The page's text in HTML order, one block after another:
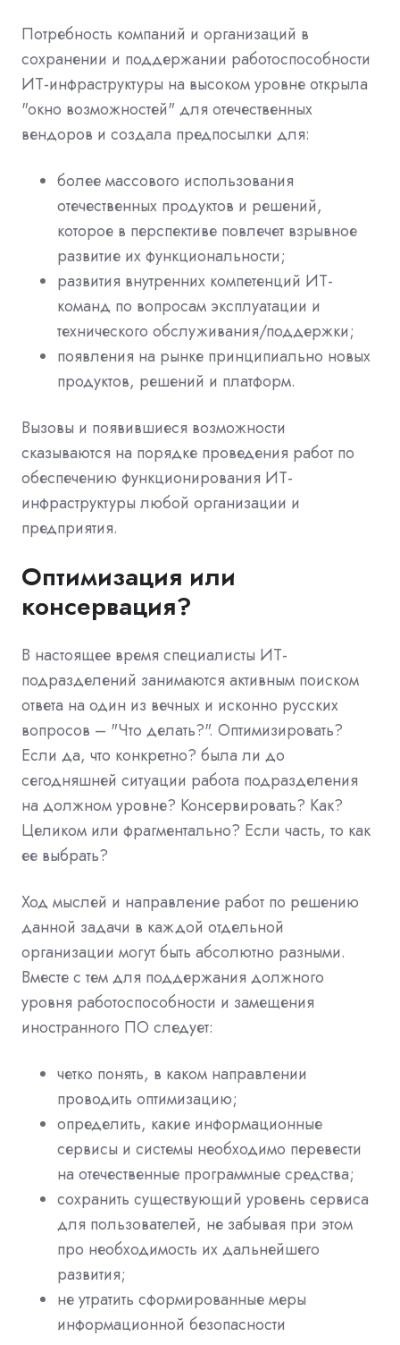
Потребность компаний и организаций в
сохранении и поддержании работоспособности
ИТ-инфраструктуры на высоком уровне открыла
"окно возможностей" для отечественных
вендоров и создала предпосылки для:
более массового использования
отечественных продуктов и решений,
которое в перспективе повлечет взрывное
развитие их функциональности;
развития внутренних компетенций ИТ-
команд по вопросам эксплуатации и
технического обслуживания/поддержки;
появления на рынке принципиально новых
продуктов, решений и платформ.
Вызовы и появившиеся возможности
сказываются на порядке проведения работ по
обеспечению функционирования ИТ-
инфраструктуры любой организации и
предприятия.
Оптимизация или
консервация?
В настоящее время специалисты ИТ-
подразделений занимаются активным поиском
ответа на один из вечных и исконно русских
вопросов – "Что делать?". Оптимизировать?
Если да, что конкретно? была ли до
сегодняшней ситуации работа подразделения
на должном уровне? Консервировать? Как?
Целиком или фрагментально? Если часть, то как
ее выбрать?
Ход мыслей и направление работ по решению
данной задачи в каждой отдельной
организации могут быть абсолютно разными.
Вместе с тем для поддержания должного
уровня работоспособности и замещения
иностранного ПО следует:
четко понять, в каком направлении
проводить оптимизацию;
определить, какие информационные
сервисы и системы необходимо перевести
на отечественные программные средства;
сохранить существующий уровень сервиса
для пользователей, не забывая при этом
про необходимость их дальнейшего
развития;
не утратить сформированные меры
информационной безопасности